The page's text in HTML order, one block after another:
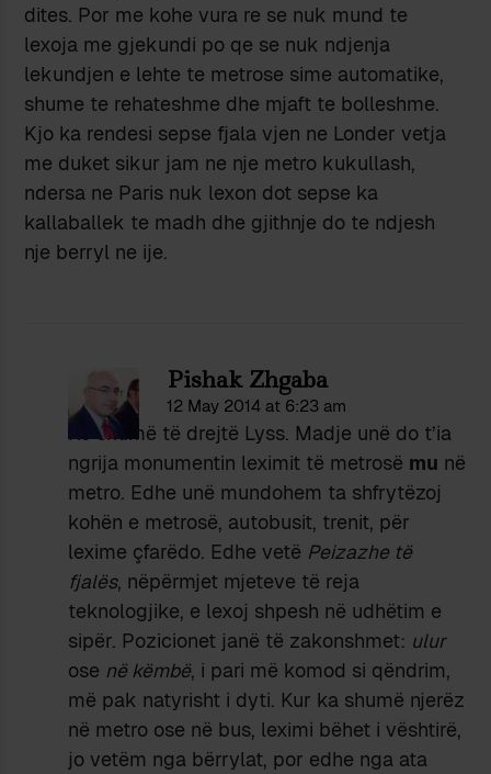
dites. Por me kohe vura re se nuk mund te
lexoja me gjekundi po qe se nuk ndjenja
lekundjen e lehte te metrose sime automatike,
shume te rehateshme dhe mjaft te bolleshme.
Kjo ka rendesi sepse fjala vjen ne Londer vetja
me duket sikur jam ne nje metro kukullash,
ndersa ne Paris nuk lexon dot sepse ka
kallaballek te madh dhe gjithnje do te ndjesh
nje berryl ne ije.
Pishak Zhgaba
12 May 2014 at 6:23 am
Ke shumë të drejtë Lyss. Madje unë do t’ia
ngrija monumentin leximit të metrosë mu në
metro. Edhe unë mundohem ta shfrytëzoj
kohën e metrosë, autobusit, trenit, për
lexime çfarëdo. Edhe vetë Peizazhe të
fjalës, nëpërmjet mjeteve të reja
teknologjike, e lexoj shpesh në udhëtim e
sipër. Pozicionet janë të zakonshmet: ulur
ose në këmbë, i pari më komod si qëndrim,
më pak natyrisht i dyti. Kur ka shumë njerëz
në metro ose në bus, leximi bëhet i vështirë,
jo vetëm nga bërrylat, por edhe nga ata